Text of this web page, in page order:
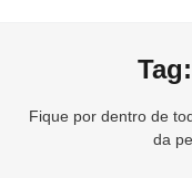
Fique por dentro de
da